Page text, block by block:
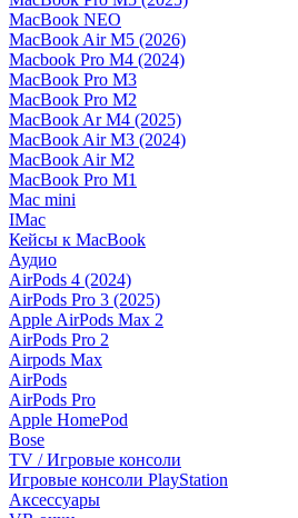
MacBook NEO
MacBook Air M5 (2026)
Macbook Pro M4 (2024)
MacBook Pro M3
MacBook Pro M2
MacBook Ar M4 (2025)
MacBook Air M3 (2024)
MacBook Air M2
MacBook Pro M1
Mac mini
IMac
Кейсы к MacBook
Аудио
AirPods 4 (2024)
AirPods Pro 3 (2025)
Apple AirPods Max 2
AirPods Pro 2
Airpods Max
AirPods
AirPods Pro
Apple HomePod
Bose
TV / Игровые консоли
Игровые консоли PlayStation
Аксессуары